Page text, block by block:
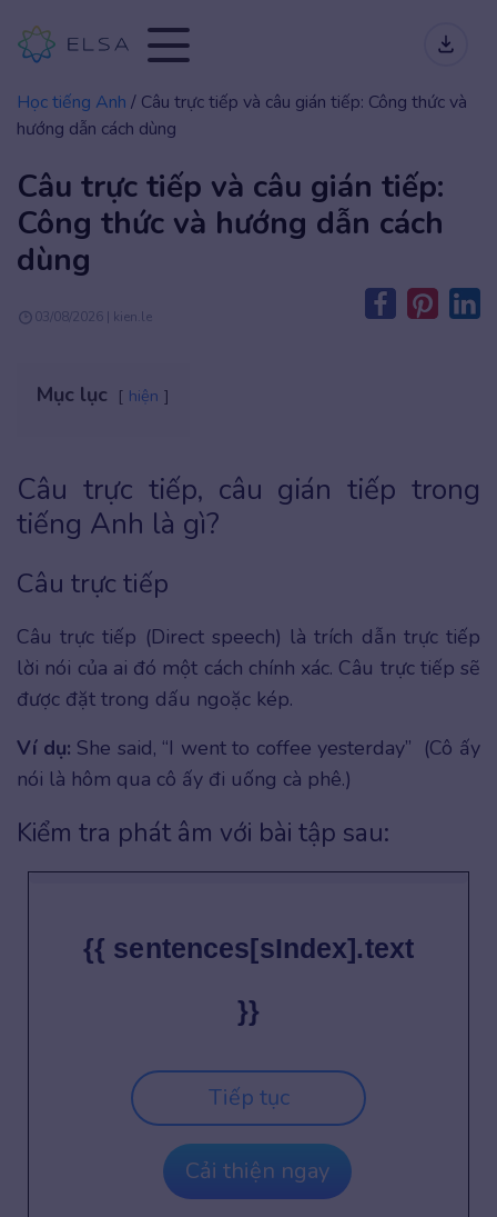
Học tiếng Anh / Câu trực tiếp và câu gián tiếp: Công thức và
hướng dẫn cách dùng
Câu trực tiếp và câu gián tiếp:
Công thức và hướng dẫn cách
dùng
03/08/2026 | kien.le
Mục lục hiện
Câu trực tiếp, câu gián tiếp trong
tiếng Anh là gì?
Câu trực tiếp
Câu trực tiếp (Direct speech) là trích dẫn trực tiếp
lời nói của ai đó một cách chính xác. Câu trực tiếp sẽ
được đặt trong dấu ngoặc kép.
Ví dụ: She said, “I went to coffee yesterday” (Cô ấy
nói là hôm qua cô ấy đi uống cà phê.)
Kiểm tra phát âm với bài tập sau:
{{ sentences[sIndex].text
}}
Tiếp tục
Cải thiện ngay